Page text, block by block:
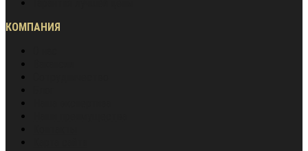
КОМПАНИЯ